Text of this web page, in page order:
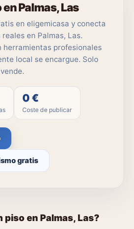
Palmas, Las
en eligemicasa y conecta
en Palmas, Las.
herramientas profesionales
local se encargue. Solo
0 €
Coste de publicar
gratis
piso en Palmas, Las?